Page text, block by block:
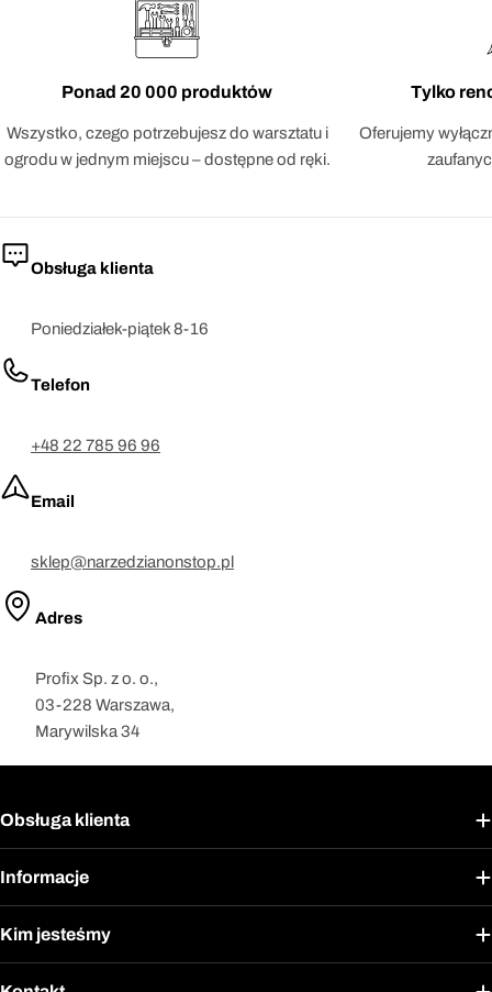
Ponad 20 000 produktów
Wszystko, czego potrzebujesz do warsztatu i
ogrodu w jednym miejscu – dostępne od ręki.
Tylko
Oferujemy
Obsługa klienta
Poniedziałek-piątek 8-16
Telefon
+48 22 785 96 96
Email
sklep@narzedzianonstop.pl
Adres
Profix Sp. z o. o.,
03-228 Warszawa,
Marywilska 34
Obsługa klienta
Informacje
Kim jesteśmy